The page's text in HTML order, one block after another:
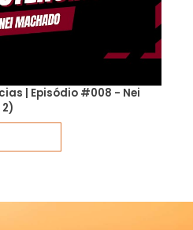
| Episódio #008 - Nei